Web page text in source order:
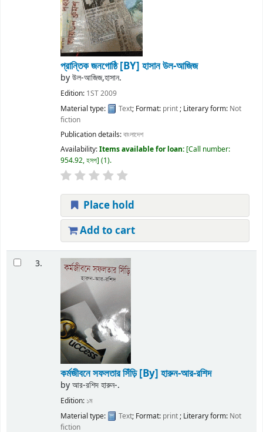
প্রান্তিক জনগোষ্ঠি[BY] হাসান উল-আজিজ
byউল-আজিজ,হাসান.
Edition: 1ST 2009
Material type:
Text; Format: print; Literary form: Not
fiction
Publication details:বাংলাদেশ
Availability:Items available for loan: Call number:
954.92, হসপ (1).
Place hold
Add to cart
3.
কর্মজীবনে সফলতার সিঁড়ি[By] হারুন-আর-রশিদ
byআর-রশিদ হারুন-.
Edition: ১ম
Material type:
Text; Format: print ; Literary form: Not
fiction